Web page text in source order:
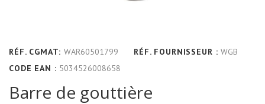
RÉF. CGMAT: WAR60501799 RÉF. FOURNISSEUR : WGB
CODE EAN : 5034526008658
Barre de gouttière